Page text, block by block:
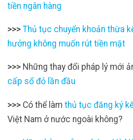
tiền ngân hàng
>>> Thủ tục chuyển khoản thừa
hưởng không muốn rút tiền mặt
>>> Những thay đổi pháp lý mới
cấp sổ đỏ lần đầu
>>> Có thể làm thủ tục đăng ký
Việt Nam ở nước ngoài không?